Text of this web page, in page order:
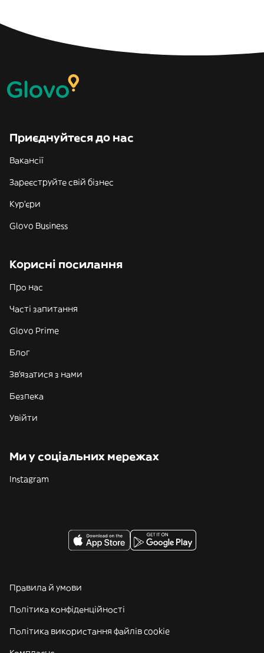
Приєднуйтеся до нас
Вакансії
Зареєструйте свій бізнес
Кур'єри
Glovo Business
Корисні посилання
Про нас
Часті запитання
Glovo Prime
Блог
Зв'язатися з нами
Безпека
Увійти
Ми у соціальних мережах
Instagram
Правила й умови
Політика конфіденційності
Політика використання файлів cookie